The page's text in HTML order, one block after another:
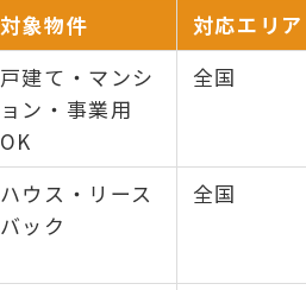
対象物件 対応エリア
戸建て・マンシ
ョン・事業用
OK
全国
ハウス・リース
バック
全国